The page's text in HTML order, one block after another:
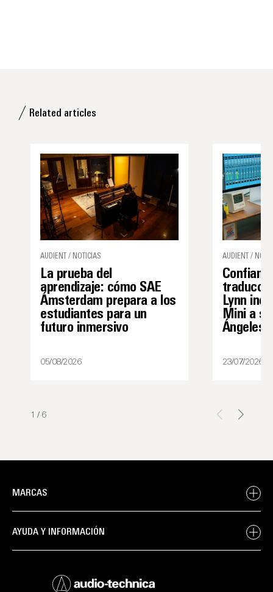
Related articles
AUDIENT / NOTICIAS
La prueba del
aprendizaje: cómo SAE
Ámsterdam prepara a los
estudiantes para un
futuro inmersivo
05/08/2026
AUDIENT /
Lynn
Mini a
Ángeles
23/07/2026
1 / 6
MARCAS
AYUDA Y INFORMACIÓN